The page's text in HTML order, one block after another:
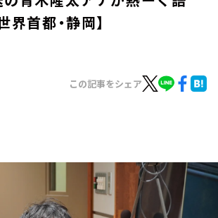
界首都・静岡】
この記事をシェア